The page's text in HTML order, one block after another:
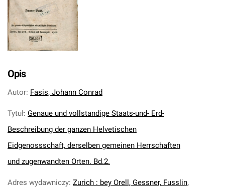
Opis
Autor: Fasis, Johann Conrad
Tytuł: Genaue und vollstandige Staats-und- Erd-
Beschreibung der ganzen Helvetischen
Eidgenossschaft, derselben gemeinen Herrschaften
und zugenwandten Orten. Bd.2.
Adres wydawniczy: Zurich : bey Orell, Gessner, Fusslin,